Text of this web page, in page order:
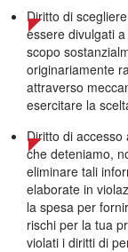
Diritto di
essere divulgati
scopo
originariamente
attraverso
esercitare la
Diritto di
che deteniamo,
eliminare tali
elaborate in
la spesa per
rischi per la tua
violati i diritti di